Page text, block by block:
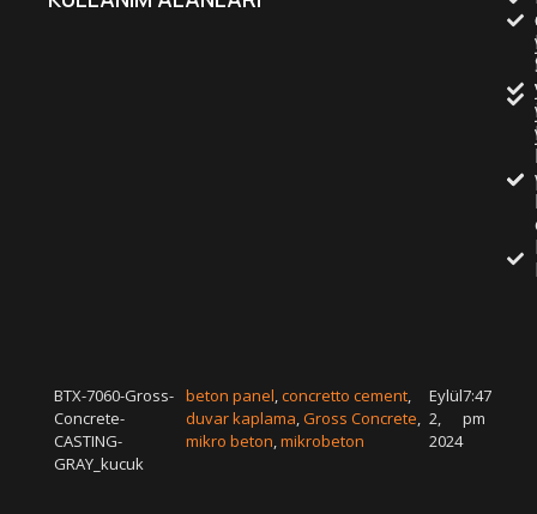
BTX-7060-Gross-
Concrete-
CASTING-
GRAY_kucuk
beton panel,concretto cement,
duvar kaplama,Gross Concrete,
mikro beton,mikrobeton
Eylül
2,
2024
7:47
pm